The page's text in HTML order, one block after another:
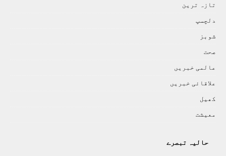
تازہ ترين
دلچسپ
شوبز
صحت
عالمی خبريں
علاقائی خبريں
کھيل
معيشت
حالیہ تبصرے